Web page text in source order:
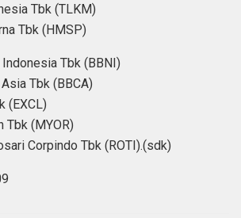
Tbk (TLKM)
Tbk (HMSP)
Tbk (BBNI)
Tbk (BBCA)
(EXCL)
Tbk (MYOR)
Corpindo Tbk (ROTI).(sdk)